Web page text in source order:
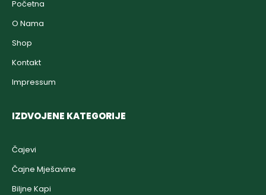
Početna
O Nama
Shop
Kontakt
Impressum
IZDVOJENE KATEGORIJE
Čajevi
Čajne Mješavine
Biljne Kapi